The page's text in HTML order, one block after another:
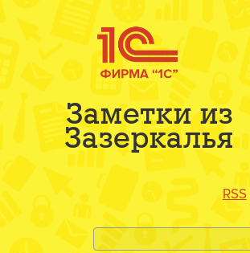
Заметки из
Зазеркалья
RSS